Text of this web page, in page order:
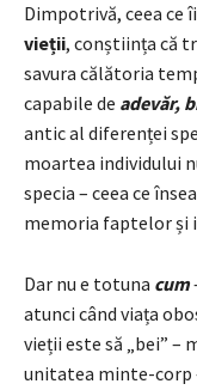
Dimpotrivă, ceea ce
vieții, conștiința că
savura călătoria
capabile de adevăr,
antic al diferenței
moartea individului
specia – ceea ce
memoria faptelor și
Dar nu e totuna cum
atunci când viața
vieții este să „bei” –
unitatea minte-corp